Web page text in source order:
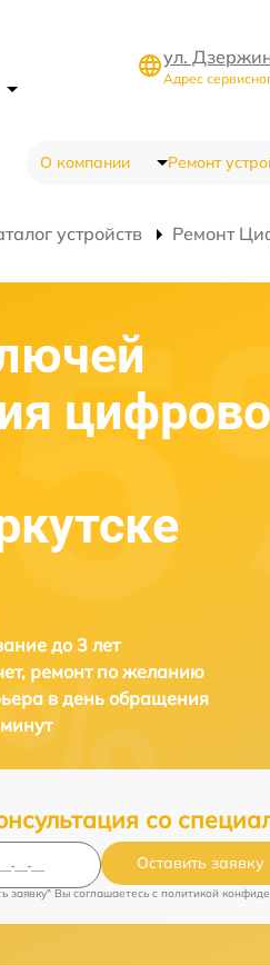
ул.
Адрес
О компании Ремонт
устройств Ремонт
до 3 лет
ремонт по желанию
в день обращения
со
Оставить заявку
заявку" Вы соглашаетесь c политикой